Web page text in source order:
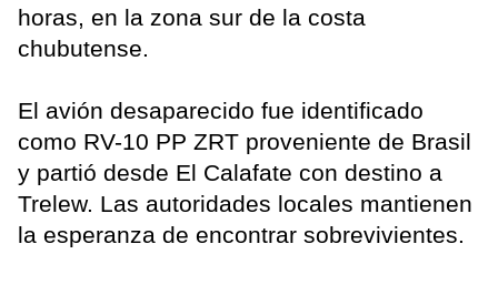
horas, en la zona sur de la costa
chubutense.
El avión desaparecido fue identificado
como RV-10 PP ZRT proveniente de Brasil
y partió desde El Calafate con destino a
Trelew. Las autoridades locales mantienen
la esperanza de encontrar sobrevivientes.